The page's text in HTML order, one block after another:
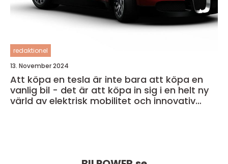
redaktionel
13. November 2024
Att köpa en tesla är inte bara att köpa en
vanlig bil - det är att köpa in sig i en helt ny
värld av elektrisk mobilitet och innovativ